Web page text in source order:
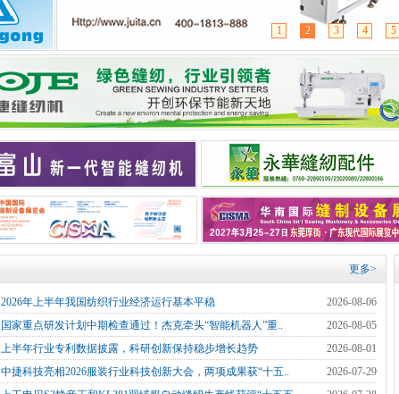
1 2 3 4 5
更多>
2026-08-06
2026年上半年我国纺织行业经济运行基本平稳
2026-08-05
国家重点研发计划中期检查通过！杰克牵头“智能机器人”重..
2026-08-01
上半年行业专利数据披露，科研创新保持稳步增长趋势
2026-07-29
中捷科技亮相2026服装行业科技创新大会，两项成果获“十五..